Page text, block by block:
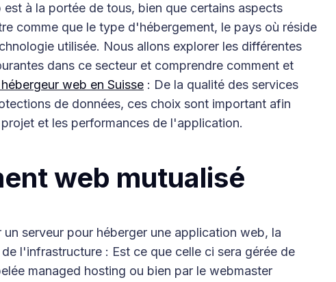
à la portée de tous, bien que certains aspects
comme que le type d'hébergement, le pays où réside
utilisée. Nous allons explorer les différentes
dans ce secteur et comprendre comment et
web en Suisse : De la qualité des services
de données, ces choix sont important afin
et les performances de l'application.
web mutualisé
serveur pour héberger une application web, la
l'infrastructure : Est ce que celle ci sera gérée de
managed hosting ou bien par le webmaster